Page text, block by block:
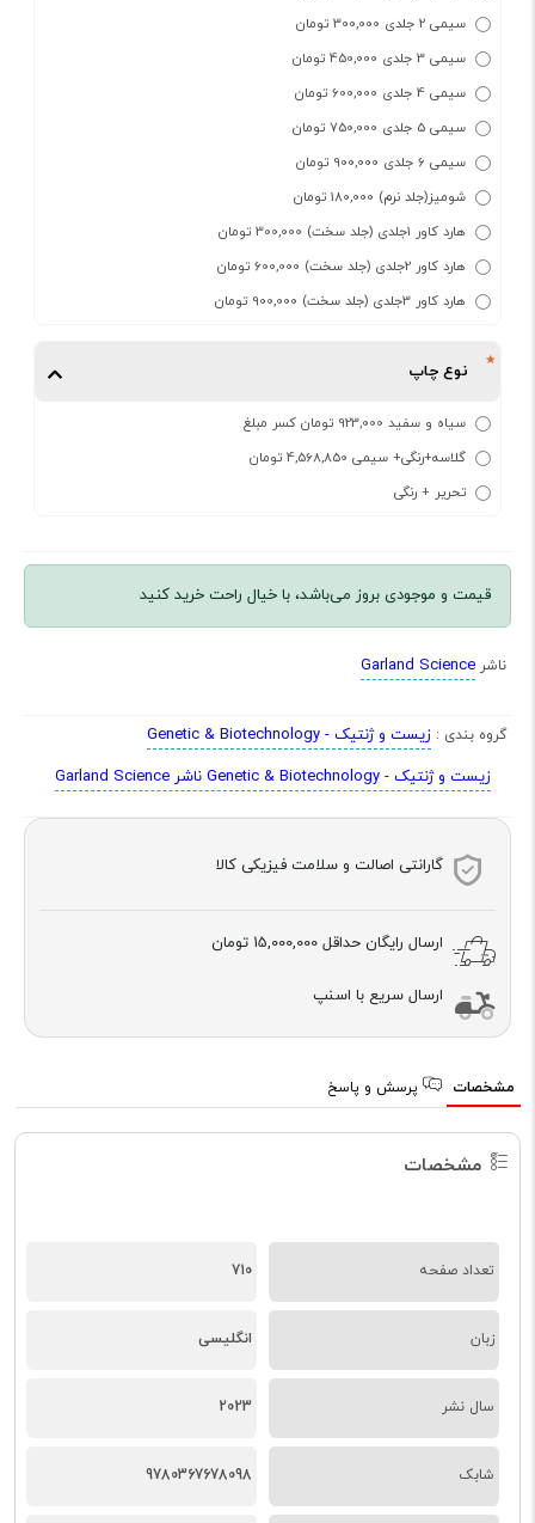
سیمی 2 جلدی 300,000 تومان
سیمی 3 جلدی 450,000 تومان
سیمی 4 جلدی 600,000 تومان
سیمی 5 جلدی 750,000 تومان
سیمی 6 جلدی 900,000 تومان
شومیز(جلد نرم) 180,000 تومان
هارد کاور 1جلدی (جلد سخت) 300,000 تومان
هارد کاور 2جلدی (جلد سخت) 600,000 تومان
هارد کاور 3جلدی (جلد سخت) 900,000 تومان
نوع چاپ
سیاه و سفید 923,000 تومان کسر مبلغ
گلاسه+رنگی+ سیمی 4,568,850 تومان
تحریر + رنگی
قیمت و موجودی بروز می‌باشد، با خیال راحت خرید کنید
ناشر Garland Science
گروه بندی : زیست و ژنتیک - Genetic & Biotechnology
زیست و ژنتیک - Genetic & Biotechnology ناشر Garland Science
گارانتی اصالت و سلامت فیزیکی کالا
ارسال رایگان حداقل 15,000,000 تومان
ارسال سریع با اسنپ
مشخصات پرسش و پاسخ
مشخصات
تعداد صفحه 710
زبان انگلیسی
سال نشر 2023
شابک 9780367678098